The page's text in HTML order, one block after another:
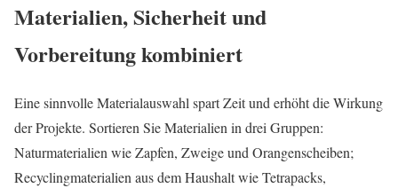
Materialien, Sicherheit und
Vorbereitung kombiniert
Eine sinnvolle Materialauswahl spart Zeit und erhöht die Wirkung
der Projekte. Sortieren Sie Materialien in drei Gruppen:
Naturmaterialien wie Zapfen, Zweige und Orangenscheiben;
Recyclingmaterialien aus dem Haushalt wie Tetrapacks,